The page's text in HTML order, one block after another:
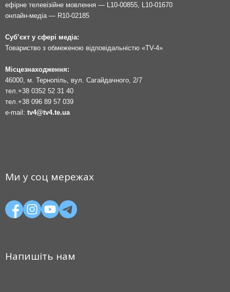
ефірне телевізійне мовлення — L10-00855, L10-01670
онлайн-медіа — R10-02185
Суб’єкт у сфері медіа:
Товариство з обмеженою відповідальністю «TV-4»
Місцезнаходження:
46000, м. Тернопіль, вул. Сагайдачного, 2/7
тел. +38 0352 52 31 40
тел. +38 096 89 57 039
e-mail: tv4@tv4.te.ua
Ми у соц мережах
Напишіть нам